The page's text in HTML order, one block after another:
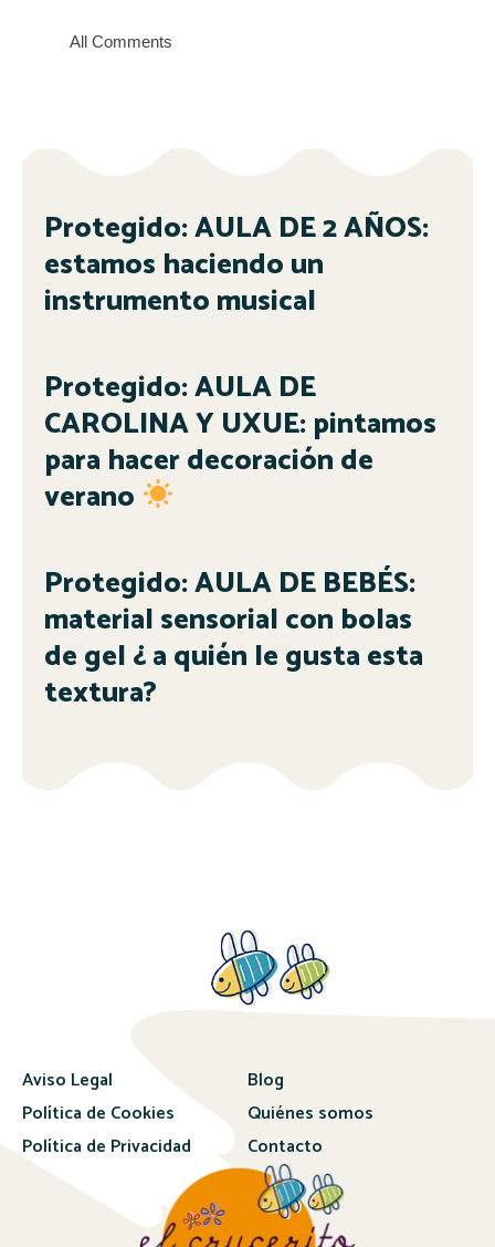
All Comments
Protegido: AULA DE 2 AÑOS:
estamos haciendo un
instrumento musical
Protegido: AULA DE
CAROLINA Y UXUE: pintamos
para hacer decoración de
verano
Protegido: AULA DE BEBÉS:
material sensorial con bolas
de gel ¿ a quién le gusta esta
textura?
Aviso Legal
Política de Cookies
Política de Privacidad
Blog
Quiénes somos
Contacto